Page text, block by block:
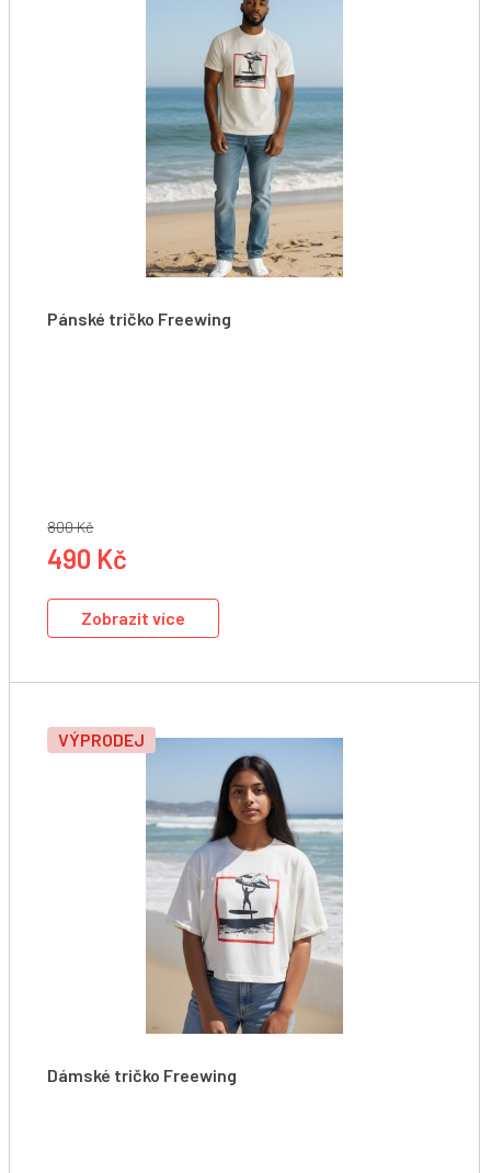
Pánské tričko Freewing
800 Kč
490 Kč
Zobrazit více
VÝPRODEJ
Dámské tričko Freewing